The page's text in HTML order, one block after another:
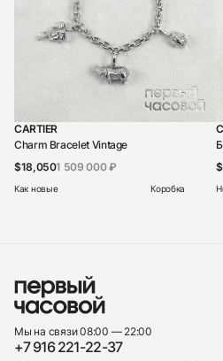
CARTIER
Charm Bracelet Vintage
$18,0501 509 000 ₽
Как новые Коробка
Мы на связи 08:00 — 22:00
+7 916 221-22-37